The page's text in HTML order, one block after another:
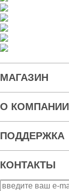
МАГАЗИН
О КОМПАНИИ
ПОДДЕРЖКА
КОНТАКТЫ